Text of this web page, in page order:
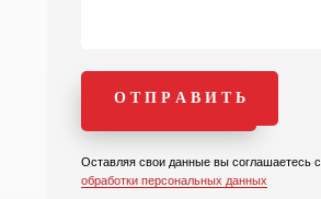
ПОЛУЧИТЬ
Оставляя свои данные вы соглашаетесь с
обработки персональных данных
О Т П Р А В И Т Ь